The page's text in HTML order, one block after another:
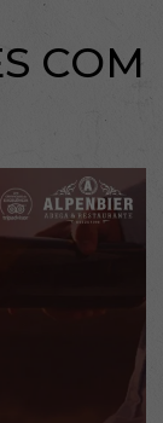
COM